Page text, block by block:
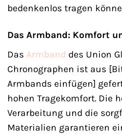
bedenkenlos tragen
Das Armband: Komfort
Das Armband des Union
Chronographen ist aus
Armbands einfügen]
hohen Tragekomfort. Die
Verarbeitung und die
Materialien garantieren